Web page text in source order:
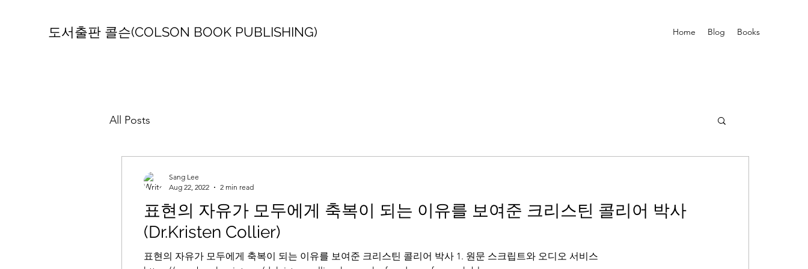
도서출판 콜슨(COLSON BOOK PUBLISHING) Home Blog Books
All Posts
표현의 자유가 모두에게 축복이 되는 이유를 보여준 크리스틴 콜리어 박사
(Dr.Kristen Collier)
표현의 자유가 모두에게 축복이 되는 이유를 보여준 크리스틴 콜리어 박사 1. 원문 스크립트와 오디오 서비스
Sang Lee
Aug 22, 2022
2 min read